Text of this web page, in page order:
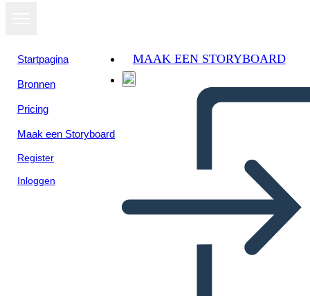
Startpagina
Bronnen
Pricing
Maak een Storyboard
Register
Inloggen
MAAK EEN STORYBOARD
Bekijk als
diavoorstelling